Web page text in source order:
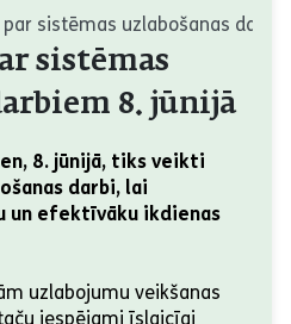
sistēmas uzlabošanas
sistēmas
8. jūnijā
8. jūnijā, tiks veikti
darbi, lai
un efektīvāku ikdienas
uzlabojumu veikšanas
iespējami īslaicīgi